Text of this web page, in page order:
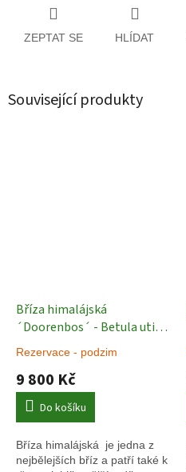
ZEPTAT SE HLÍDAT
Související produkty
Bříza himalájská
´Doorenbos´ - Betula utilis
- vícekmen Exkluziv
stromy
Rezervace - podzim
9 800 Kč
Do košíku
Bříza himalájská je jedna z
nejbělejších bříz a patří také k